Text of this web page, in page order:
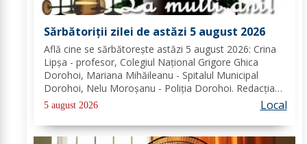
Sărbătoriții zilei de astăzi 5 august 2026
Află cine se sărbătoreşte astăzi 5 august 2026: Crina
Lipșa - profesor, Colegiul Național Grigore Ghica
Dorohoi, Mariana Mihăileanu - Spitalul Municipal
Dorohoi, Nelu Moroșanu - Poliția Dorohoi. Redacția
Dorohoi News urează tuturor La mulți ani!
Completează lista sărbătoriților din Dorohoi, la...
5 august 2026 Local